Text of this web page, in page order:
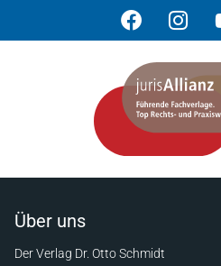
Über uns
Der Verlag Dr. Otto Schmidt